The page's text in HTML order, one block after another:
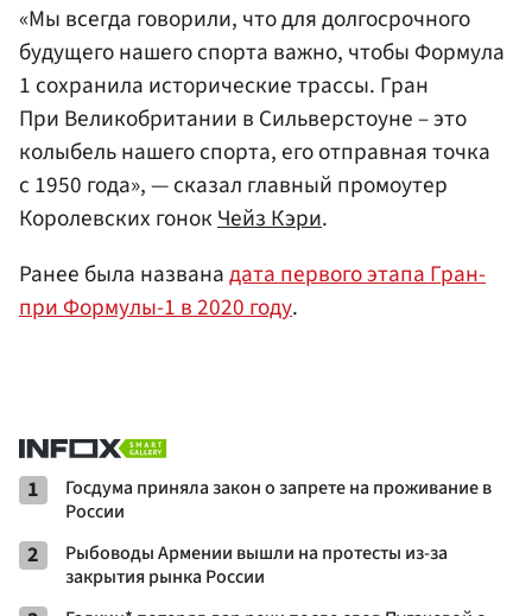
«Мы всегда говорили, что для долгосрочного
будущего нашего спорта важно, чтобы Формула
1 сохранила исторические трассы. Гран
При Великобритании в Сильверстоуне – это
колыбель нашего спорта, его отправная точка
с 1950 года», — сказал главный промоутер
Королевских гонок Чейз Кэри.
Ранее была названадата первого этапа Гран-
при Формулы-1 в 2020 году.
1
Госдума приняла закон о запрете на проживание в
России
2
Рыбоводы Армении вышли на протесты из-за
закрытия рынка России